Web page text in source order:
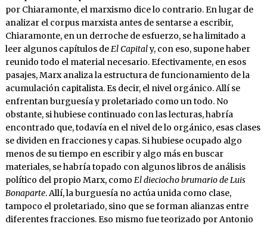
por Chiaramonte, el marxismo dice lo contrario. En lugar de
analizar el corpus marxista antes de sentarse a escribir,
Chiaramonte, en un derroche de esfuerzo, se ha limitado a
leer algunos capítulos deEl Capitaly, con eso, supone haber
reunido todo el material necesario. Efectivamente, en esos
pasajes, Marx analiza la estructura de funcionamiento de la
acumulación capitalista. Es decir, el nivel orgánico. Allí se
enfrentan burguesía y proletariado como un todo. No
obstante, si hubiese continuado con las lecturas, habría
encontrado que, todavía en el nivel de lo orgánico, esas clases
se dividen en fracciones y capas. Si hubiese ocupado algo
menos de su tiempo en escribir y algo más en buscar
materiales, se habría topado con algunos libros de análisis
político del propio Marx, como El dieciocho brumario de Luis
Bonaparte. Allí, la burguesía no actúa unida como clase,
tampoco el proletariado, sino que se forman alianzas entre
diferentes fracciones. Eso mismo fue teorizado por Antonio